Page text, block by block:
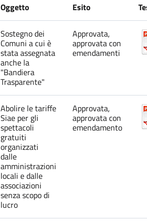
Oggetto Esito
Sostegno dei
Comuni a cui è
stata assegnata
anche la
"Bandiera
Trasparente"
Approvata,
approvata con
emendamenti
Abolire le tariffe
Siae per gli
spettacoli
gratuiti
organizzati
dalle
amministrazioni
locali e dalle
associazioni
senza scopo di
lucro
Approvata,
approvata con
emendamento